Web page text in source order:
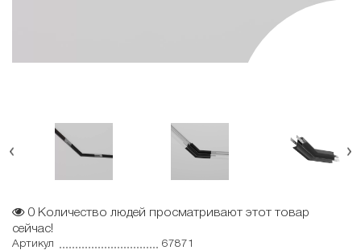
0 Количество людей просматривают этот товар
сейчас!
Артикул
67871